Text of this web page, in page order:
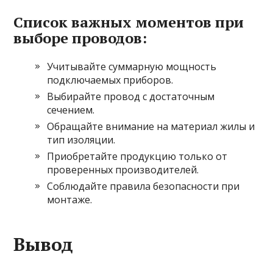
Список важных моментов при
выборе проводов:
Учитывайте суммарную мощность
подключаемых приборов.
Выбирайте провод с достаточным
сечением.
Обращайте внимание на материал жилы и
тип изоляции.
Приобретайте продукцию только от
проверенных производителей.
Соблюдайте правила безопасности при
монтаже.
Вывод